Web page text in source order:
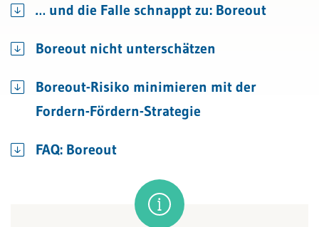
… und die Falle schnappt zu: Boreout
Boreout nicht unterschätzen
Boreout-Risiko minimieren mit der
Fordern-Fördern-Strategie
FAQ: Boreout